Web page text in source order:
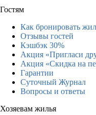
Гостям
Как бронировать
Отзывы гостей
Кэшбэк 30%
Акция «Пригласи
Акция «Скидка на
Гарантии
Суточный Журнал
Вопросы и ответы
Хозяевам жилья